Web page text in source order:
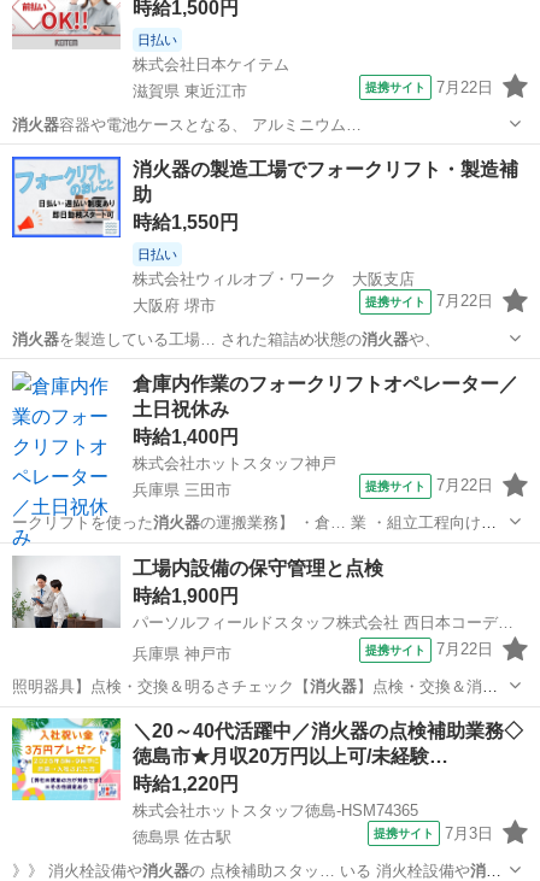
時給1,500円
日払い
株式会社日本ケイテム
滋賀県 東近江市
提携サイト 7月22日
消火器容器や電池ケースとなる、 アルミニウム…
滋賀 東近江市 仕分け
消火器の製造工場でフォークリフト・製造補
助
時給1,550円
日払い
株式会社ウィルオブ・ワーク 大阪支店
大阪府 堺市
提携サイト 7月22日
消火器を製造している工場… された箱詰め状態の消火器や、
大阪 その他
倉庫内作業のフォークリフトオペレーター／
土日祝休み
時給1,400円
株式会社ホットスタッフ神戸
兵庫県 三田市
提携サイト 7月22日
ークリフトを使った消火器の運搬業務】 ・倉… 業 ・組立工程向け消
火器の各所への仕分けお… 作業 ・手作業での消火器（最大約20kg
程…
兵庫 三田市 ドライバー
工場内設備の保守管理と点検
時給1,900円
パーソルフィールドスタッフ株式会社 西日本コーディネートセンター関西担当
兵庫県 神戸市
提携サイト 7月22日
照明器具】点検・交換＆明るさチェック【消火器】点検・交換＆消防
訓練サポート【排水ポ…
兵庫 神戸市
＼20～40代活躍中／消火器の点検補助業務◇
徳島市★月収20万円以上可/未経験…
時給1,220円
株式会社ホットスタッフ徳島-HSM74365
徳島県 佐古駅
提携サイト 7月3日
》》 消火栓設備や消火器の 点検補助スタッ… いる 消火栓設備や消火